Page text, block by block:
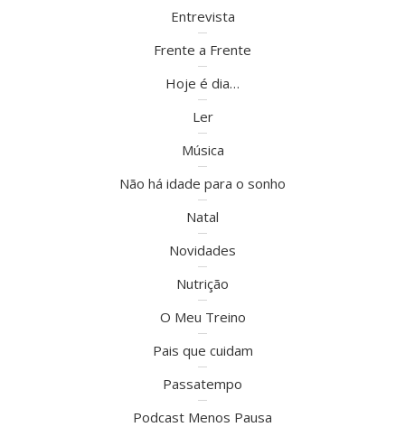
Entrevista
Frente a Frente
Hoje é dia…
Ler
Música
Não há idade para o sonho
Natal
Novidades
Nutrição
O Meu Treino
Pais que cuidam
Passatempo
Podcast Menos Pausa